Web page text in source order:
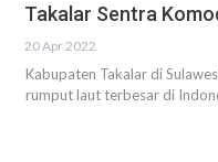
Takalar Sentra
20 Apr 2022
Kabupaten Takalar di
rumput laut terbesar di